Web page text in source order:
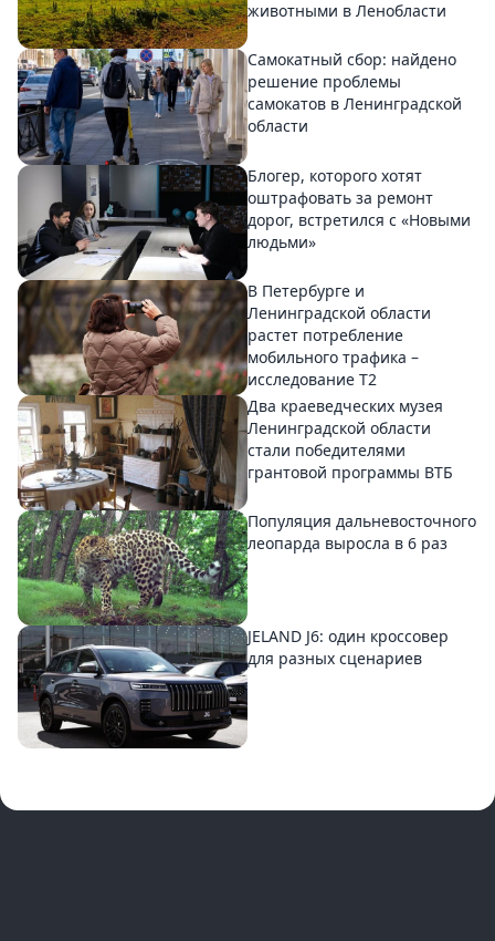
животными в Ленобласти
Самокатный сбор: найдено
решение проблемы
самокатов в Ленинградской
области
Блогер, которого хотят
оштрафовать за ремонт
дорог, встретился с «Новыми
людьми»
В Петербурге и
Ленинградской области
растет потребление
мобильного трафика –
исследование T2
Два краеведческих музея
Ленинградской области
стали победителями
грантовой программы ВТБ
Популяция дальневосточного
леопарда выросла в 6 раз
JELAND J6: один кроссовер
для разных сценариев